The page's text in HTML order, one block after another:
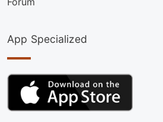
App Specialized